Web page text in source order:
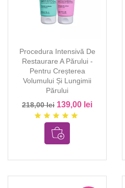
Procedura Intensivă De
Restaurare A Părului -
Pentru Creșterea
Volumului Și Lungimii
Părului
218,00 lei 139,00 lei
star star star star star